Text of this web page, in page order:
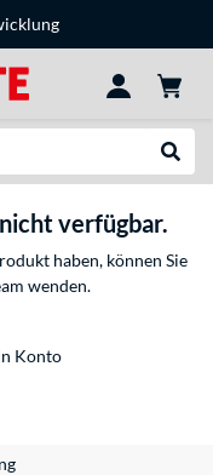
verfügbar.
haben, können Sie
wenden.
Konto